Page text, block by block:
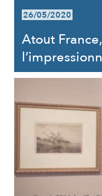
26/05/2020
Atout